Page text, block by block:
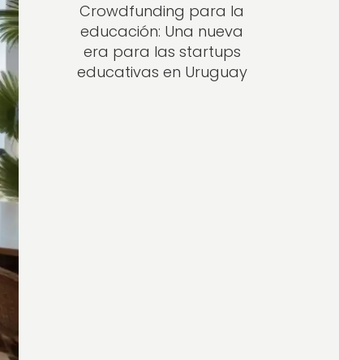
Crowdfunding para la
educación: Una nueva
era para las startups
educativas en Uruguay